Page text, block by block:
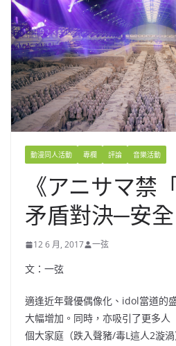
動漫同人活動 專欄 評論 音樂活動
《アニサマ禁
矛盾對決─安全
12 6 月, 2017 一弦
文：一弦
適逢近年聲優偶像化、idol當道的
大幅增加。同時，亦吸引了更多人
個大家庭（跌入聲豬/毒L這人2漩渦